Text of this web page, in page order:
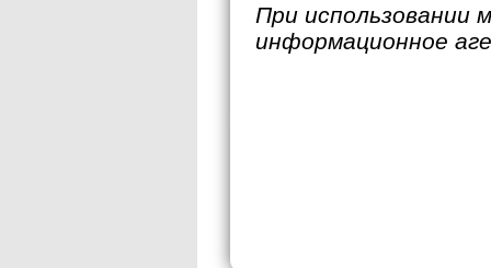
При использовании
информационное